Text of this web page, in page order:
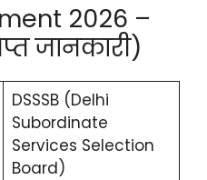
2026 –
जानकारी)
DSSSB (Delhi
Subordinate
Services Selection
Board)